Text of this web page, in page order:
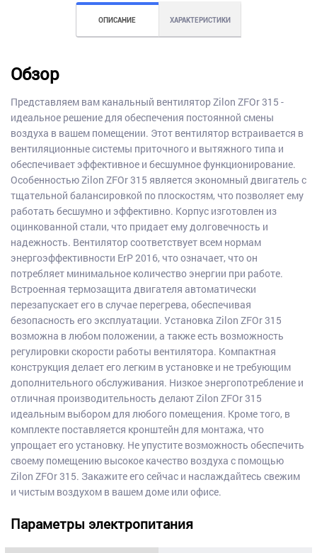
ОПИСАНИЕ ХАРАКТЕРИСТИКИ
Обзор
Представляем вам канальный вентилятор Zilon ZFOr 315 -
идеальное решение для обеспечения постоянной смены
воздуха в вашем помещении. Этот вентилятор встраивается в
вентиляционные системы приточного и вытяжного типа и
обеспечивает эффективное и бесшумное функционирование.
Особенностью Zilon ZFOr 315 является экономный двигатель с
тщательной балансировкой по плоскостям, что позволяет ему
работать бесшумно и эффективно. Корпус изготовлен из
оцинкованной стали, что придает ему долговечность и
надежность. Вентилятор соответствует всем нормам
энергоэффективности ErP 2016, что означает, что он
потребляет минимальное количество энергии при работе.
Встроенная термозащита двигателя автоматически
перезапускает его в случае перегрева, обеспечивая
безопасность его эксплуатации. Установка Zilon ZFOr 315
возможна в любом положении, а также есть возможность
регулировки скорости работы вентилятора. Компактная
конструкция делает его легким в установке и не требующим
дополнительного обслуживания. Низкое энергопотребление и
отличная производительность делают Zilon ZFOr 315
идеальным выбором для любого помещения. Кроме того, в
комплекте поставляется кронштейн для монтажа, что
упрощает его установку. Не упустите возможность обеспечить
своему помещению высокое качество воздуха с помощью
Zilon ZFOr 315. Закажите его сейчас и наслаждайтесь свежим
и чистым воздухом в вашем доме или офисе.
Параметры электропитания